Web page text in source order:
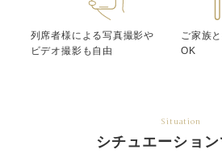
列席者様による写真撮影や
ビデオ撮影も自由
ご家族
OK
Situation
シチュエーショ